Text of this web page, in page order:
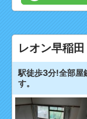
レオン早稲田
駅徒歩3分!全部屋
す。